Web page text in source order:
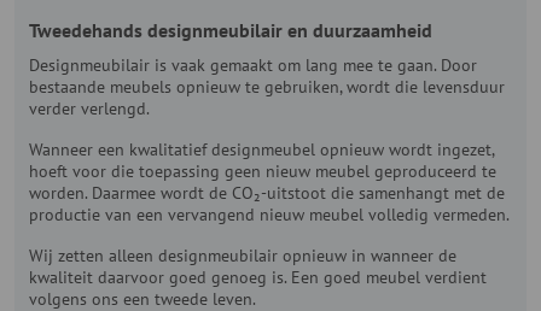
Tweedehands designmeubilair en duurzaamheid
Designmeubilair is vaak gemaakt om lang mee te gaan. Door
bestaande meubels opnieuw te gebruiken, wordt die levensduur
verder verlengd.
Wanneer een kwalitatief designmeubel opnieuw wordt ingezet,
hoeft voor die toepassing geen nieuw meubel geproduceerd te
worden. Daarmee wordt de CO₂-uitstoot die samenhangt met de
productie van een vervangend nieuw meubel volledig vermeden.
Wij zetten alleen designmeubilair opnieuw in wanneer de
kwaliteit daarvoor goed genoeg is. Een goed meubel verdient
volgens ons een tweede leven.